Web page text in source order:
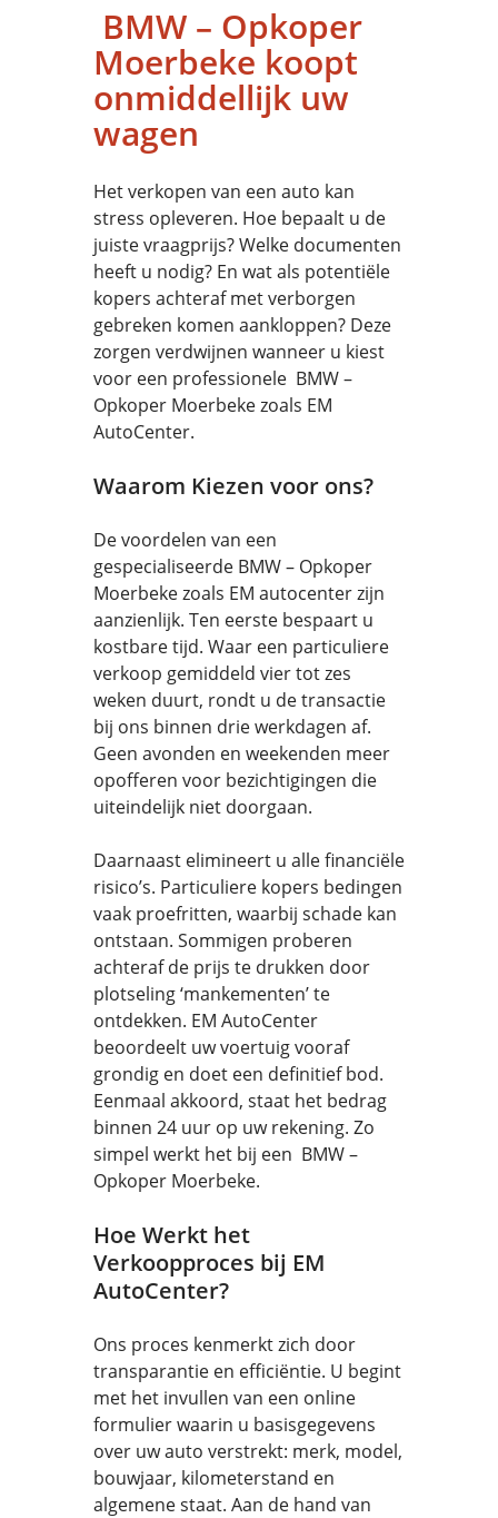
BMW – Opkoper
Moerbeke koopt
onmiddellijk uw
wagen
Het verkopen van een auto kan
stress opleveren. Hoe bepaalt u de
juiste vraagprijs? Welke documenten
heeft u nodig? En wat als potentiële
kopers achteraf met verborgen
gebreken komen aankloppen? Deze
zorgen verdwijnen wanneer u kiest
voor een professionele BMW –
Opkoper Moerbeke zoals EM
AutoCenter.
Waarom Kiezen voor ons?
De voordelen van een
gespecialiseerde BMW – Opkoper
Moerbeke zoals EM autocenter zijn
aanzienlijk. Ten eerste bespaart u
kostbare tijd. Waar een particuliere
verkoop gemiddeld vier tot zes
weken duurt, rondt u de transactie
bij ons binnen drie werkdagen af.
Geen avonden en weekenden meer
opofferen voor bezichtigingen die
uiteindelijk niet doorgaan.
Daarnaast elimineert u alle financiële
risico’s. Particuliere kopers bedingen
vaak proefritten, waarbij schade kan
ontstaan. Sommigen proberen
achteraf de prijs te drukken door
plotseling ‘mankementen’ te
ontdekken. EM AutoCenter
beoordeelt uw voertuig vooraf
grondig en doet een definitief bod.
Eenmaal akkoord, staat het bedrag
binnen 24 uur op uw rekening. Zo
simpel werkt het bij een BMW –
Opkoper Moerbeke.
Hoe Werkt het
Verkoopproces bij EM
AutoCenter?
Ons proces kenmerkt zich door
transparantie en efficiëntie. U begint
met het invullen van een online
formulier waarin u basisgegevens
over uw auto verstrekt: merk, model,
bouwjaar, kilometerstand en
algemene staat. Aan de hand van